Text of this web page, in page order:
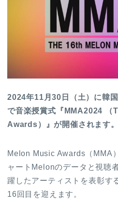
2024年11月30日（土）に韓
で音楽授賞式『MMA2024
Awards）』が開催されます。
Melon Music Awards（MMA
ャートMelonのデータと視聴
躍したアーティストを表彰す
16回目を迎えます。